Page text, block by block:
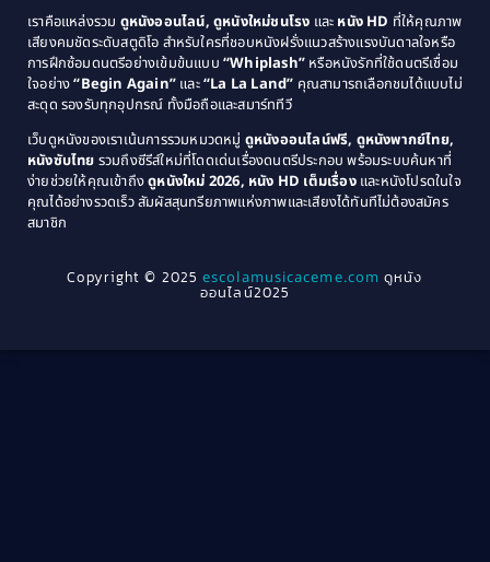
Coming of Age ก้าวพ้นวัย(1)
Coming-of-Age(3)
Community(1)
Crime อาชญากรรม(78)
Cult Film(4)
1979
1978
1976
1975
1974
1971
1970
1969
1968
1964
1963
1940
เราคือแหล่งรวม ดูหนังออนไลน์, ดูหนังใหม่ชนโรง และ หนัง HD ที่ให้คุณภาพ
เสียงคมชัดระดับสตูดิโอ สำหรับใครที่ชอบหนังฝรั่งแนวสร้างแรงบันดาลใจหรือ
การฝึกซ้อมดนตรีอย่างเข้มข้นแบบ “Whiplash” หรือหนังรักที่ใช้ดนตรีเชื่อม
ใจอย่าง“Begin Again” และ“La La Land” คุณสามารถเลือกชมได้แบบไม่
สะดุด รองรับทุกอุปกรณ์ ทั้งมือถือและสมาร์ททีวี
เว็บดูหนังของเราเน้นการรวมหมวดหมู่ ดูหนังออนไลน์ฟรี, ดูหนังพากย์ไทย,
หนังซับไทย รวมถึงซีรีส์ใหม่ที่โดดเด่นเรื่องดนตรีประกอบ พร้อมระบบค้นหาที่
ง่ายช่วยให้คุณเข้าถึงดูหนังใหม่ 2026, หนัง HD เต็มเรื่องและหนังโปรดในใจ
คุณได้อย่างรวดเร็ว สัมผัสสุนทรียภาพแห่งภาพและเสียงได้ทันทีไม่ต้องสมัคร
สมาชิก
Copyright © 2025escolamusicaceme.com ดูหนัง
ออนไลน์2025